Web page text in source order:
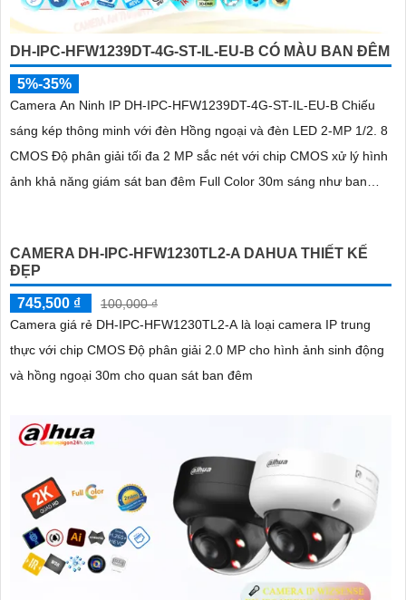
DH-IPC-HFW1239DT-4G-ST-IL-EU-B CÓ MÀU BAN ĐÊM
5%-35%
Camera An Ninh IP DH-IPC-HFW1239DT-4G-ST-IL-EU-B Chiếu
sáng kép thông minh với đèn Hồng ngoại và đèn LED 2-MP 1/2. 8
CMOS Độ phân giải tối đa 2 MP sắc nét với chip CMOS xử lý hình
ảnh khả năng giám sát ban đêm Full Color 30m sáng như ban
CAMERA DH-IPC-HFW1230TL2-A DAHUA THIẾT KẾ
ĐẸP
745,500 ₫
100,000 ₫
Camera giá rẻ DH-IPC-HFW1230TL2-A là loại camera IP trung
thực với chip CMOS Độ phân giải 2.0 MP cho hình ảnh sinh động
và hồng ngoại 30m cho quan sát ban đêm